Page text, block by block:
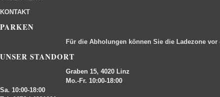
KONTAKT
PARKEN
Für die Abholungen können Sie die Ladezone
UNSER STANDORT
Graben 15, 4020 Linz
Mo.-Fr. 10:00-18:00
Sa. 10:00-18:00